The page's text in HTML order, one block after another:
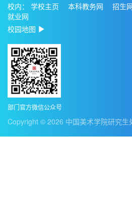
校内： 学校主页 本科教务网 招生
就业网
校园地图
部门官方微信公众号
Copyright © 2026 中国美术学院研究生